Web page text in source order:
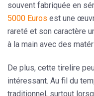
souvent fabriquée en
5000 Euros est une
rareté et son caractère
à la main avec des
De plus, cette tirelire
intéressant. Au fil du
traditionnel, surtout